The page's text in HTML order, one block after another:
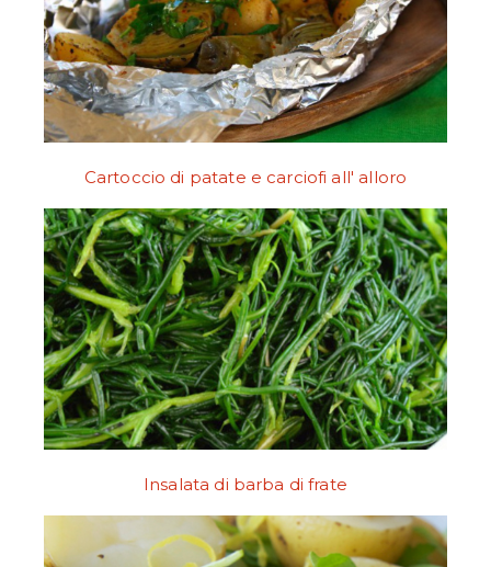
Cartoccio di patate e carciofi all' alloro
Insalata di barba di frate